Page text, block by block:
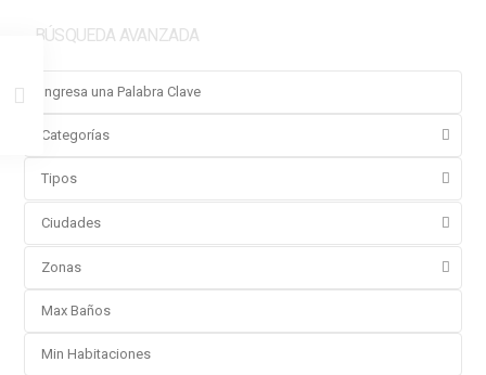
BÚSQUEDA AVANZADA
Categorías
Tipos
Ciudades
Zonas